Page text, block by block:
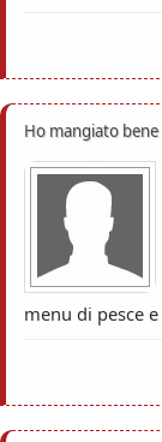
Ho mangiato
menu di pesce